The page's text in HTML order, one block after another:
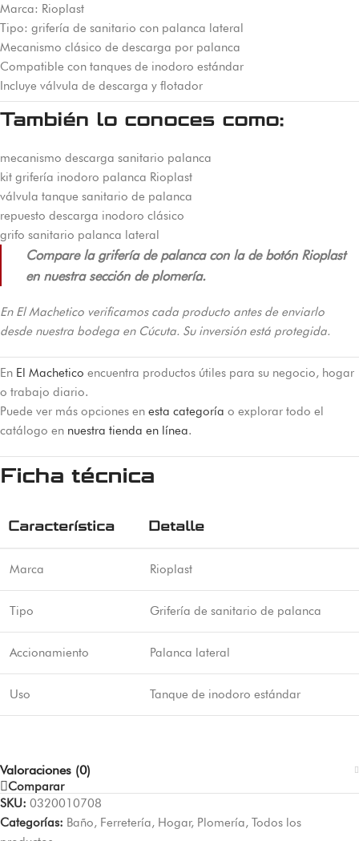
Marca: Rioplast
Tipo: grifería de sanitario con palanca lateral
Mecanismo clásico de descarga por palanca
Compatible con tanques de inodoro estándar
Incluye válvula de descarga y flotador
También lo conoces como:
mecanismo descarga sanitario palanca
kit grifería inodoro palanca Rioplast
válvula tanque sanitario de palanca
repuesto descarga inodoro clásico
grifo sanitario palanca lateral
Compare la grifería de palanca con la de botón Rioplast
en nuestra sección de plomería.
En El Machetico verificamos cada producto antes de enviarlo
desde nuestra bodega en Cúcuta. Su inversión está protegida.
En El Machetico encuentra productos útiles para su negocio, hogar
o trabajo diario.
Puede ver más opciones en esta categoría o explorar todo el
catálogo en nuestra tienda en línea.
Ficha técnica
Característica Detalle
Marca Rioplast
Tipo Grifería de sanitario de palanca
Accionamiento Palanca lateral
Uso Tanque de inodoro estándar
Valoraciones (0)
Comparar
SKU: 0320010708
Categorías: Baño, Ferretería, Hogar, Plomería, Todos los